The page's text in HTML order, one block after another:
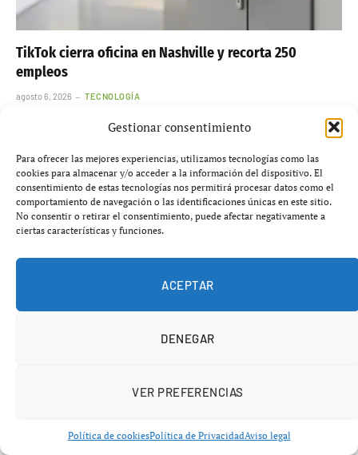
Gestionar consentimiento
Para ofrecer las mejores experiencias, utilizamos tecnologías como las
cookies para almacenar y/o acceder a la información del dispositivo. El
consentimiento de estas tecnologías nos permitirá procesar datos como el
comportamiento de navegación o las identificaciones únicas en este sitio.
No consentir o retirar el consentimiento, puede afectar negativamente a
ciertas características y funciones.
ACEPTAR
DENEGAR
VER PREFERENCIAS
Política de cookiesPolítica de PrivacidadAviso legal
TikTok cierra oficina en Nashville y recorta 250
empleos
agosto 6, 2026 TECNOLOGÍA
AÑADIR UN COMENTARIO